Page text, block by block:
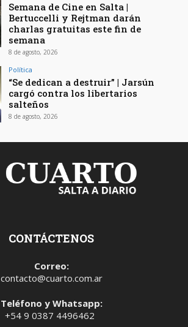
Semana de Cine en Salta |
Bertuccelli y Rejtman darán
charlas gratuitas este fin de
semana
8 de agosto, 2026
Política
“Se dedican a destruir” | Jarsún
cargó contra los libertarios
salteños
8 de agosto, 2026
CONTÁCTENOS
Correo:
contacto@cuarto.com.ar
Teléfono y Whatsapp:
+54 9 0387 4496462